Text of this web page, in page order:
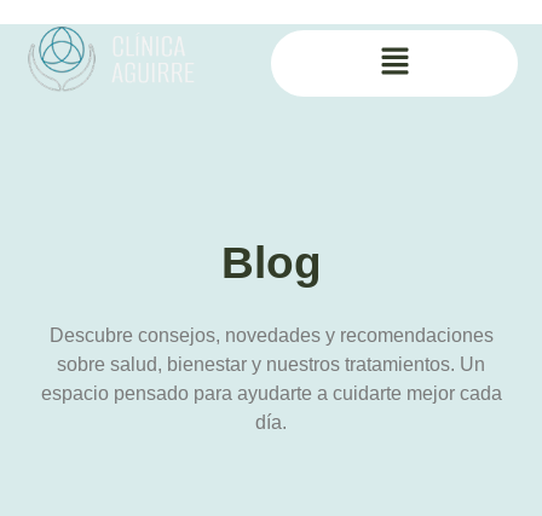
Blog
Descubre consejos, novedades y recomendaciones
sobre salud, bienestar y nuestros tratamientos. Un
espacio pensado para ayudarte a cuidarte mejor cada
día.